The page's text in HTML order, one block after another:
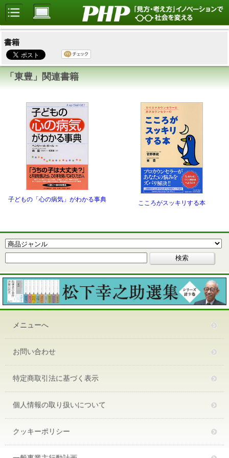
書籍
「東豊」関連書籍
子どもの「心の病気」がわかる事典 こころがスッキリする本
メニューへ
お問い合わせ
特定商取引法に基づく表示
個人情報の取り扱いについて
クッキーポリシー